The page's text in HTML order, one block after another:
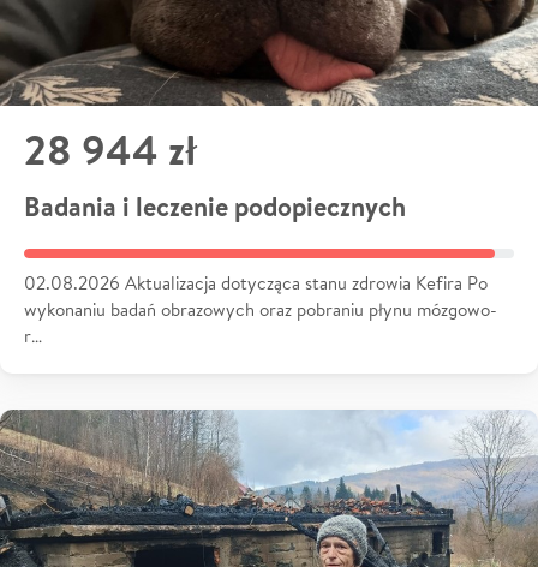
28 944 zł
Badania i leczenie podopiecznych
02.08.2026 Aktualizacja dotycząca stanu zdrowia Kefira Po
wykonaniu badań obrazowych oraz pobraniu płynu mózgowo-
r…